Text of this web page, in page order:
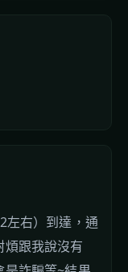
左右）到達，通
跟我說沒有